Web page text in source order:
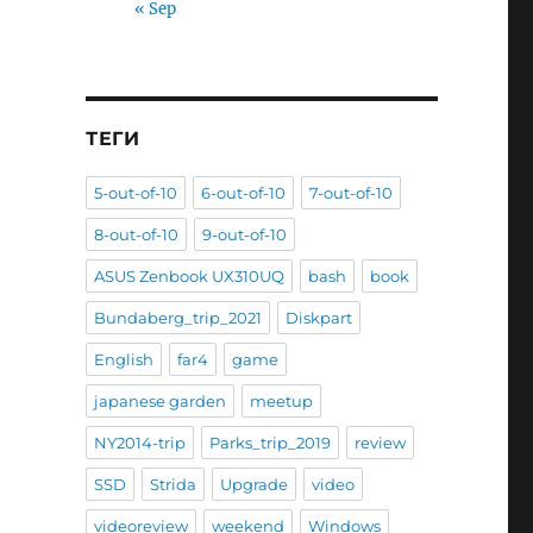
« Sep
ТЕГИ
5-out-of-10 6-out-of-10 7-out-of-10
8-out-of-10 9-out-of-10
ASUS Zenbook UX310UQ bash book
Bundaberg_trip_2021 Diskpart
English far4 game
japanese garden meetup
NY2014-trip Parks_trip_2019 review
SSD Strida Upgrade video
videoreview weekend Windows